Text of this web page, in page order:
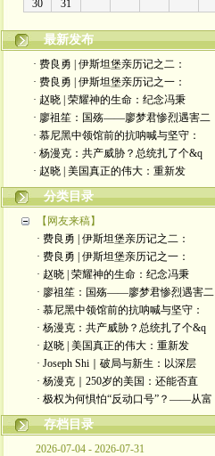
最新发布
· 费良勇 | 伊斯坦堡亲历记之二：
· 费良勇 | 伊斯坦堡亲历记之一：
· 赵晓 | 荣耀神的生命：纪念冯秉
· 廖祖笙：国殇——廖梦君惨烈遇害二
· 慕尼黑中领馆前的抗呐喊与坚守：
· 杨漫克：共产威胁？总统扎了个&q
· 赵晓 | 美国真正的伟大：重新发
分类目录
【网友来稿】
· 费良勇 | 伊斯坦堡亲历记之二：
· 费良勇 | 伊斯坦堡亲历记之一：
· 赵晓 | 荣耀神的生命：纪念冯秉
· 廖祖笙：国殇——廖梦君惨烈遇害二
· 慕尼黑中领馆前的抗呐喊与坚守：
· 杨漫克：共产威胁？总统扎了个&q
· 赵晓 | 美国真正的伟大：重新发
· Joseph Shi｜破局与新生：以深层
· 杨漫克｜250岁的美国：还能否直
· 极权为何惧怕“反动口号”？——从富
存档目录
2026-07-04 - 2026-07-31